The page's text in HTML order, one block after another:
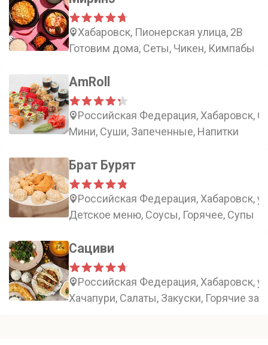
Хабаровск, Пионерская улица, 2В
Готовим дома, Сеты, Чикен, Кимпабы
AmRoll
Российская Федерация, Хабаровск,
Мини, Суши, Запеченные, Напитки
Брат Бурят
Российская Федерация, Хабаровск,
Детское меню, Соусы, Горячее, Супы
Сациви
Российская Федерация, Хабаровск,
Хачапури, Салаты, Закуски, Горячие